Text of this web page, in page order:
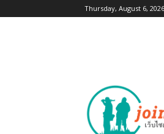
Thursday, August 6, 2026